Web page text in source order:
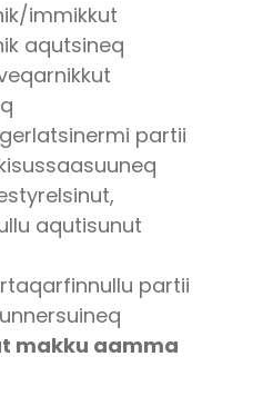
immikkut
aqutsineq
partii
aqutisunut
partii
makku aamma